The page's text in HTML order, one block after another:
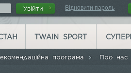
Увійти Відновити пароль
програма Про нас
TWAIN SPORT